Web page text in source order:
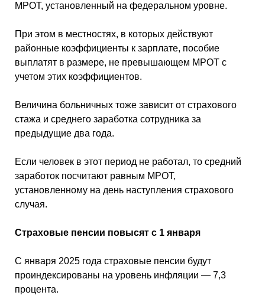
МРОТ, установленный на федеральном уровне.
При этом в местностях, в которых действуют
районные коэффициенты к зарплате, пособие
выплатят в размере, не превышающем МРОТ с
учетом этих коэффициентов.
Величина больничных тоже зависит от страхового
стажа и среднего заработка сотрудника за
предыдущие два года.
Если человек в этот период не работал, то средний
заработок посчитают равным МРОТ,
установленному на день наступления страхового
случая.
Страховые пенсии повысят с 1 января
С января 2025 года страховые пенсии будут
проиндексированы на уровень инфляции — 7,3
процента.